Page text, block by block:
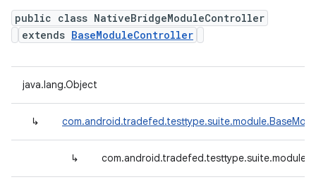
public class NativeBridgeModuleController
extends BaseModuleController
java.lang.Object
↳
↳